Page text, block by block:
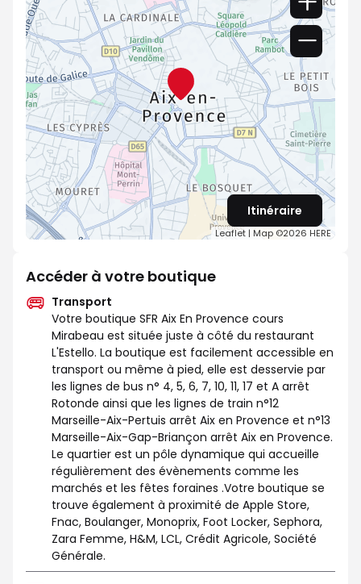
Leaflet | Map ©2026 HERE
Itinéraire
Accéder à votre boutique
Transport
Votre boutique SFR Aix En Provence cours
Mirabeau est située juste à côté du restaurant
L'Estello. La boutique est facilement accessible en
transport ou même à pied, elle est desservie par
les lignes de bus n° 4, 5, 6, 7, 10, 11, 17 et A arrêt
Rotonde ainsi que les lignes de train n°12
Marseille-Aix-Pertuis arrêt Aix en Provence et n°13
Marseille-Aix-Gap-Briançon arrêt Aix en Provence.
Le quartier est un pôle dynamique qui accueille
régulièrement des évènements comme les
marchés et les fêtes foraines .Votre boutique se
trouve également à proximité de Apple Store,
Fnac, Boulanger, Monoprix, Foot Locker, Sephora,
Zara Femme, H&M, LCL, Crédit Agricole, Société
Générale.